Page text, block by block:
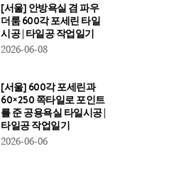
[서울] 안방욕실 겸 파우
더룸 600각 포세린 타일
시공 | 타일공 작업일기
2026-06-08
[서울] 600각 포세린과
60×250 쪽타일로 포인트
를 준 공용욕실 타일시공 |
타일공 작업일기
2026-06-06